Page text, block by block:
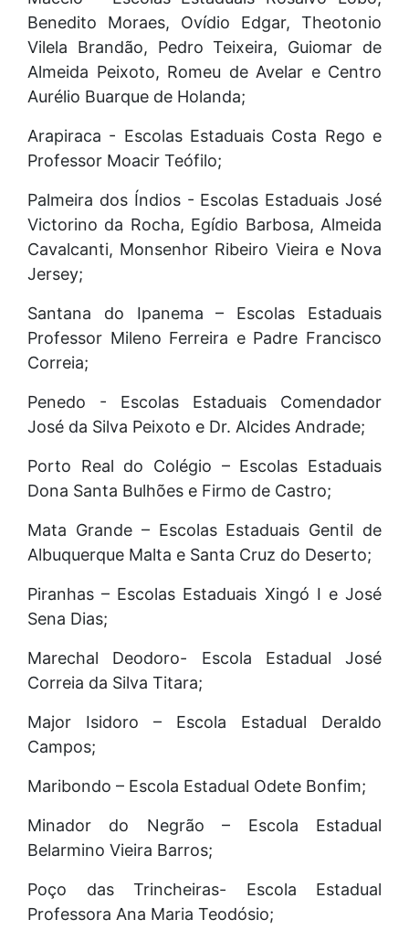
Benedito Moraes, Ovídio Edgar, Theotonio
Vilela Brandão, Pedro Teixeira, Guiomar de
Almeida Peixoto, Romeu de Avelar e Centro
Aurélio Buarque de Holanda;
Arapiraca - Escolas Estaduais Costa Rego e
Professor Moacir Teófilo;
Palmeira dos Índios - Escolas Estaduais José
Victorino da Rocha, Egídio Barbosa, Almeida
Cavalcanti, Monsenhor Ribeiro Vieira e Nova
Jersey;
Santana do Ipanema – Escolas Estaduais
Professor Mileno Ferreira e Padre Francisco
Correia;
Penedo - Escolas Estaduais Comendador
José da Silva Peixoto e Dr. Alcides Andrade;
Porto Real do Colégio – Escolas Estaduais
Dona Santa Bulhões e Firmo de Castro;
Mata Grande – Escolas Estaduais Gentil de
Albuquerque Malta e Santa Cruz do Deserto;
Piranhas – Escolas Estaduais Xingó I e José
Sena Dias;
Marechal Deodoro- Escola Estadual José
Correia da Silva Titara;
Major Isidoro – Escola Estadual Deraldo
Campos;
Maribondo – Escola Estadual Odete Bonfim;
Minador do Negrão – Escola Estadual
Belarmino Vieira Barros;
Poço das Trincheiras- Escola Estadual
Professora Ana Maria Teodósio;